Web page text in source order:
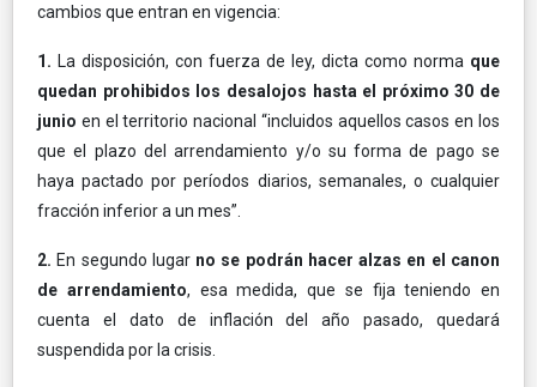
cambios que entran en vigencia:
1. La disposición, con fuerza de ley, dicta como norma que
quedan prohibidos los desalojos hasta el próximo 30 de
junio en el territorio nacional “incluidos aquellos casos en los
que el plazo del arrendamiento y/o su forma de pago se
haya pactado por períodos diarios, semanales, o cualquier
fracción inferior a un mes”.
2. En segundo lugar no se podrán hacer alzas en el canon
de arrendamiento, esa medida, que se fija teniendo en
cuenta el dato de inflación del año pasado, quedará
suspendida por la crisis.